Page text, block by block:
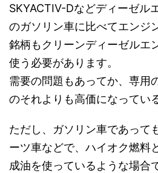
SKYACTIV-Dなどディーゼル
のガソリン車に比べてエンジ
銘柄もクリーンディーゼルエ
使う必要があります。
需要の問題もあってか、専用
のそれよりも高価になってい
ただし、ガソリン車であって
ーツ車などで、ハイオク燃料
成油を使っているような場合